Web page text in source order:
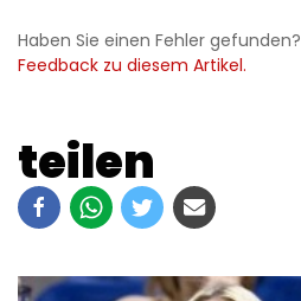
Haben Sie einen Fehler gefunden?
Feedback zu diesem Artikel.
teilen